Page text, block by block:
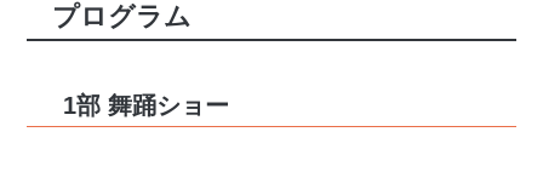
プログラム
1部 舞踊ショー